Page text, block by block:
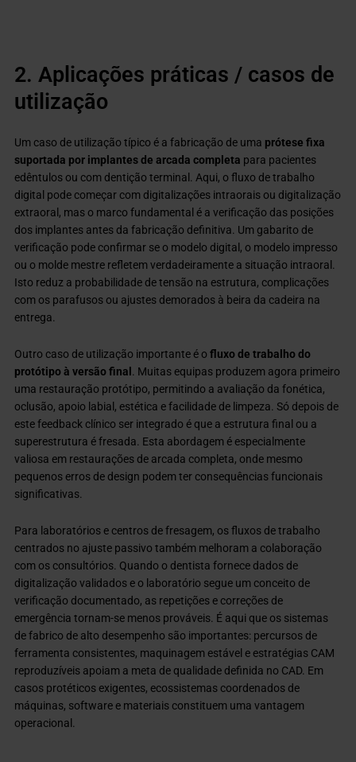
2. Aplicações práticas / casos de
utilização
Um caso de utilização típico é a fabricação de uma prótese fixa
suportada por implantes de arcada completa para pacientes
edêntulos ou com dentição terminal. Aqui, o fluxo de trabalho
digital pode começar com digitalizações intraorais ou digitalização
extraoral, mas o marco fundamental é a verificação das posições
dos implantes antes da fabricação definitiva. Um gabarito de
verificação pode confirmar se o modelo digital, o modelo impresso
ou o molde mestre refletem verdadeiramente a situação intraoral.
Isto reduz a probabilidade de tensão na estrutura, complicações
com os parafusos ou ajustes demorados à beira da cadeira na
entrega.
Outro caso de utilização importante é ofluxo de trabalho do
protótipo à versão final
. Muitas equipas produzem agora primeiro
uma restauração protótipo, permitindo a avaliação da fonética,
oclusão, apoio labial, estética e facilidade de limpeza. Só depois de
este feedback clínico ser integrado é que a estrutura final ou a
superestrutura é fresada. Esta abordagem é especialmente
valiosa em restaurações de arcada completa, onde mesmo
pequenos erros de design podem ter consequências funcionais
significativas.
Para laboratórios e centros de fresagem, os fluxos de trabalho
centrados no ajuste passivo também melhoram a colaboração
com os consultórios. Quando o dentista fornece dados de
digitalização validados e o laboratório segue um conceito de
verificação documentado, as repetições e correções de
emergência tornam-se menos prováveis. É aqui que os sistemas
de fabrico de alto desempenho são importantes: percursos de
ferramenta consistentes, maquinagem estável e estratégias CAM
reproduzíveis apoiam a meta de qualidade definida no CAD. Em
casos protéticos exigentes, ecossistemas coordenados de
máquinas, software e materiais constituem uma vantagem
operacional.